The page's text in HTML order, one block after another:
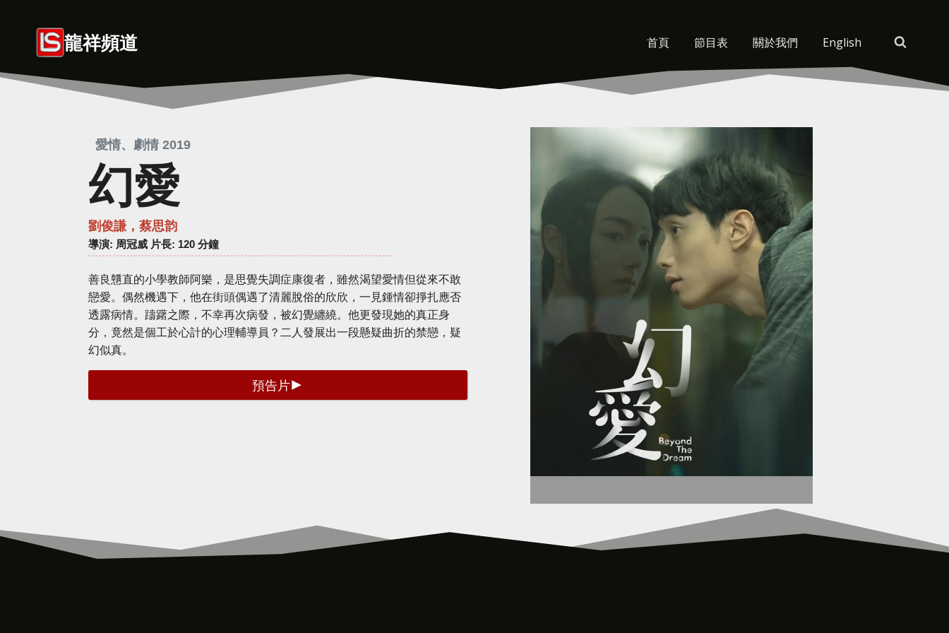
龍祥頻道 首頁 節目表 關於我們 English
愛情、劇情 2019
幻愛
劉俊謙，蔡思韵
導演: 周冠威 片長: 120 分鐘
善良戇直的小學教師阿樂，是思覺失調症康復者，雖然渴望愛情但從來不敢
戀愛。偶然機遇下，他在街頭偶遇了清麗脫俗的欣欣，一見鍾情卻掙扎應否
透露病情。躊躇之際，不幸再次病發，被幻覺纏繞。他更發現她的真正身
分，竟然是個工於心計的心理輔導員？二人發展出一段懸疑曲折的禁戀，疑
幻似真。
預告片